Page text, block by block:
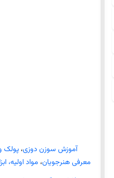
آموزش سوزن دوزی،پولک
معرفی هنرجویان،مواد اولیه،